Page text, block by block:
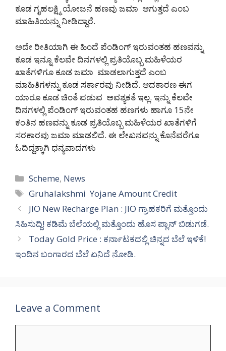
ಕೂಡ ಗೃಹಲಕ್ಷ್ಮಿ ಯೋಜನೆ ಹಣವು ಜಮಾ ಆಗುತ್ತದೆ ಎಂಬ
ಮಾಹಿತಿಯನ್ನು ನೀಡಿದ್ದಾರೆ.
ಅದೇ ರೀತಿಯಾಗಿ ಈ ಹಿಂದೆ ಪೆಂಡಿಂಗ್ ಇರುವಂತಹ ಹಣವನ್ನು
ಕೂಡ ಇನ್ನೂ ಕೆಲವೇ ದಿನಗಳಲ್ಲಿ ಪ್ರತಿಯೊಬ್ಬ ಮಹಿಳೆಯರ
ಖಾತೆಗಳಿಗೂ ಕೂಡ ಜಮಾ ಮಾಡಲಾಗುತ್ತದೆ ಎಂಬ
ಮಾಹಿತಿಗಳನ್ನು ಕೂಡ ಸರ್ಕಾರವು ನೀಡಿದೆ. ಆದಕಾರಣ ಈಗ
ಯಾರೂ ಕೂಡ ಚಿಂತೆ ಪಡುವ ಅವಶ್ಯಕತೆ ಇಲ್ಲ. ಇನ್ನು ಕೆಲವೇ
ದಿನಗಳಲ್ಲಿ ಪೆಂಡಿಂಗ್ ಇರುವಂತಹ ಹಣಗಳು ಹಾಗೂ 15ನೇ
ಕಂತಿನ ಹಣವನ್ನು ಕೂಡ ಪ್ರತಿಯೊಬ್ಬ ಮಹಿಳೆಯರ ಖಾತೆಗಳಿಗೆ
ಸರಕಾರವು ಜಮಾ ಮಾಡಲಿದೆ. ಈ ಲೇಖನವನ್ನು ಕೊನೆವರೆಗೂ
ಓದಿದ್ದಕ್ಕಾಗಿ ಧನ್ಯವಾದಗಳು
Categories
Scheme, News
Tags
Gruhalakshmi Yojane Amount Credit
JIO New Recharge Plan : JIO ಗ್ರಾಹಕರಿಗೆ ಮತ್ತೊಂದು
ಸಿಹಿಸುದ್ದಿ! ಕಡಿಮೆ ಬೆಲೆಯಲ್ಲಿ ಮತ್ತೊಂದು ಹೊಸ ಪ್ಲಾನ್ ಬಿಡುಗಡೆ.
Today Gold Price : ಕರ್ನಾಟಕದಲ್ಲಿ ಚಿನ್ನದ ಬೆಲೆ ಇಳಿಕೆ!
ಇಂದಿನ ಬಂಗಾರದ ಬೆಲೆ ಏನಿದೆ ನೋಡಿ.
Leave a Comment